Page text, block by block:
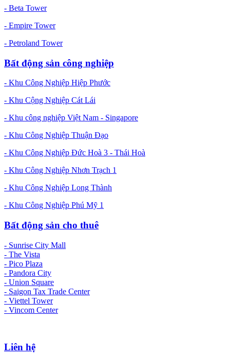
- Beta Tower
- Empire Tower
- Petroland Tower
Bất động sản công nghiệp
- Khu Công Nghiệp Hiệp Phước
- Khu Cộng Nghiệp Cát Lái
- Khu công nghiệp Việt Nam - Singapore
- Khu Công Nghiệp Thuận Đạo
- Khu Công Nghiệp Đức Hoà 3 - Thái Hoà
- Khu Công Nghiệp Nhơn Trạch 1
- Khu Công Nghiệp Long Thành
- Khu Công Nghiệp Phú Mỹ 1
Bất động sản cho thuê
- Sunrise City Mall
- The Vista
- Pico Plaza
- Pandora City
- Union Square
- Saigon Tax Trade Center
- Viettel Tower
- Vincom Center
Liên hệ